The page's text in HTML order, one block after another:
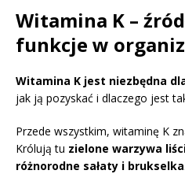
Witamina K –
funkcje w
Witamina K jest niezbędna
jak ją pozyskać i dlaczego jest
Przede wszystkim, witaminę K
Królują tu zielone warzywa
różnorodne sałaty i brukselka